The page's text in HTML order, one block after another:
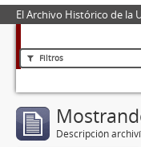
El Archivo Histórico de la
Filtros
Descripción